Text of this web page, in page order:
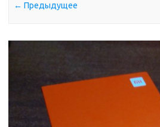
← Предыдущее